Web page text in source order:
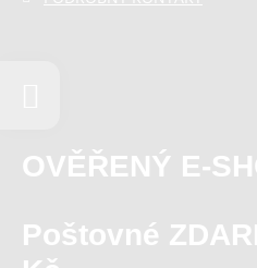
OVĚŘENÝ E-
Poštovné